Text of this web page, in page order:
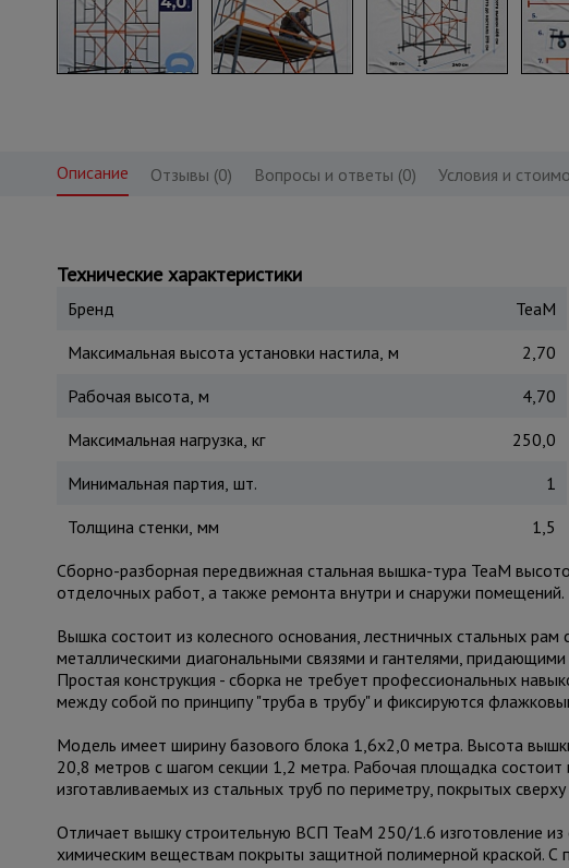
Описание Отзывы (0) Вопросы и ответы (0) Условия и
Технические характеристики
Бренд
TeaM
Максимальная высота установки настила, м
2,70
Рабочая высота, м
4,70
Максимальная нагрузка, кг
250,0
Минимальная партия, шт.
1
Толщина стенки, мм
1,5
Сборно-разборная передвижная стальная вышка-тура TeaM
отделочных работ, а также ремонта внутри и снаружи помещений.
Вышка состоит из колесного основания, лестничных стальных
металлическими диагональными связями и гантелями,
Простая конструкция - сборка не требует профессиональных
между собой по принципу "труба в трубу" и фиксируются
Модель имеет ширину базового блока 1,6х2,0 метра. Высота
20,8 метров с шагом секции 1,2 метра. Рабочая площадка
изготавливаемых из стальных труб по периметру, покрытых
Отличает вышку строительную ВСП TeaM 250/1.6 изготовление
химическим веществам покрыты защитной полимерной краской.